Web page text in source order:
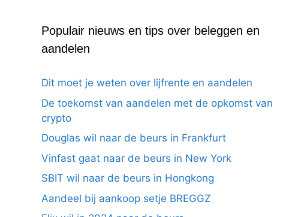
Populair nieuws en tips over beleggen en
aandelen
Dit moet je weten over lijfrente en aandelen
De toekomst van aandelen met de opkomst van
crypto
Douglas wil naar de beurs in Frankfurt
Vinfast gaat naar de beurs in New York
SBIT wil naar de beurs in Hongkong
Aandeel bij aankoop setje BREGGZ